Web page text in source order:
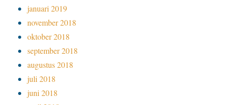
januari 2019
november 2018
oktober 2018
september 2018
augustus 2018
juli 2018
juni 2018